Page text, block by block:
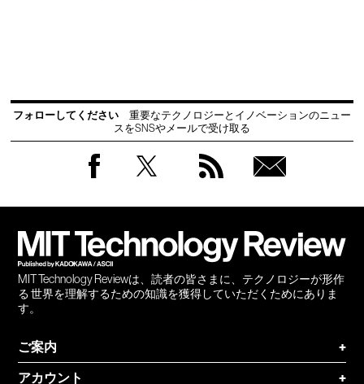
フォローしてください
重要なテクノロジーとイノベーションのニュー
スをSNSやメールで受け取る
MIT Technology Reviewは、読者の皆さまに、テクノロジーが形作
る 世界を理解するための知識を獲得していただくためにありま
す。
ご案内
+
アカウント
+